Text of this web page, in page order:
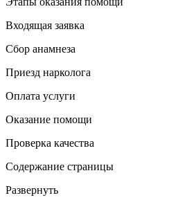
Входящая заявка
Сбор анамнеза
Приезд нарколога
Оплата услуги
Оказание помощи
Проверка качества
Содержание страницы
Развернуть